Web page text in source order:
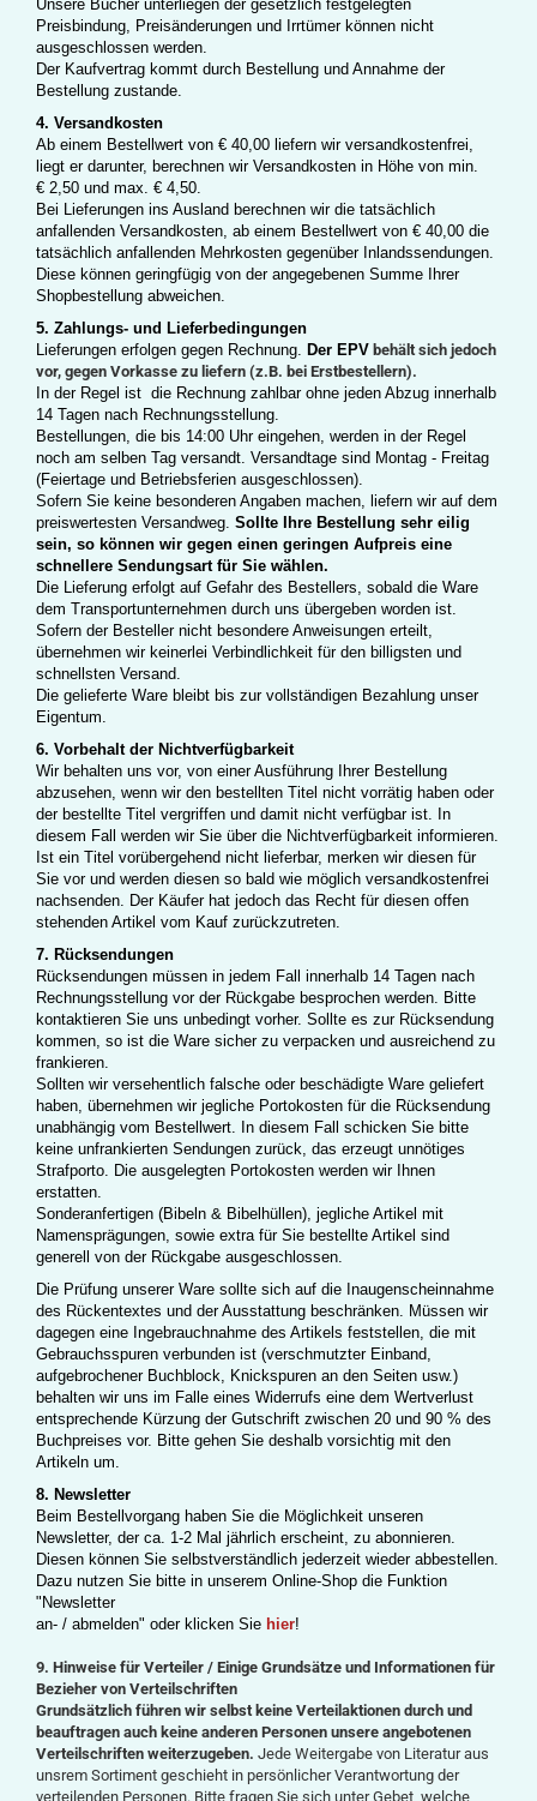
Unsere Bücher unterliegen der gesetzlich festgelegten
Preisbindung, Preisänderungen und Irrtümer können nicht
ausgeschlossen werden.
Der Kaufvertrag kommt durch Bestellung und Annahme der
Bestellung zustande.
4. Versandkosten
Ab einem Bestellwert von € 40,00 liefern wir versandkostenfrei,
liegt er darunter, berechnen wir Versandkosten in Höhe von min.
€ 2,50 und max. € 4,50.
Bei Lieferungen ins Ausland berechnen wir die tatsächlich
anfallenden Versandkosten, ab einem Bestellwert von € 40,00 die
tatsächlich anfallenden Mehrkosten gegenüber Inlandssendungen.
Diese können geringfügig von der angegebenen Summe Ihrer
Shopbestellung abweichen.
5. Zahlungs- und Lieferbedingungen
Lieferungen erfolgen gegen Rechnung. Der EPV behält sich jedoch
vor, gegen Vorkasse zu liefern (z.B. bei Erstbestellern).
In der Regel ist die Rechnung zahlbar ohne jeden Abzug innerhalb
14 Tagen nach Rechnungsstellung.
Bestellungen, die bis 14:00 Uhr eingehen, werden in der Regel
noch am selben Tag versandt. Versandtage sind Montag - Freitag
(Feiertage und Betriebsferien ausgeschlossen).
Sofern Sie keine besonderen Angaben machen, liefern wir auf dem
preiswertesten Versandweg. Sollte Ihre Bestellung sehr eilig
sein, so können wir gegen einen geringen Aufpreis eine
schnellere Sendungsart für Sie wählen.
Die Lieferung erfolgt auf Gefahr des Bestellers, sobald die Ware
dem Transportunternehmen durch uns übergeben worden ist.
Sofern der Besteller nicht besondere Anweisungen erteilt,
übernehmen wir keinerlei Verbindlichkeit für den billigsten und
schnellsten Versand.
Die gelieferte Ware bleibt bis zur vollständigen Bezahlung unser
Eigentum.
6. Vorbehalt der Nichtverfügbarkeit
Wir behalten uns vor, von einer Ausführung Ihrer Bestellung
abzusehen, wenn wir den bestellten Titel nicht vorrätig haben oder
der bestellte Titel vergriffen und damit nicht verfügbar ist. In
diesem Fall werden wir Sie über die Nichtverfügbarkeit informieren.
Ist ein Titel vorübergehend nicht lieferbar, merken wir diesen für
Sie vor und werden diesen so bald wie möglich versandkostenfrei
nachsenden. Der Käufer hat jedoch das Recht für diesen offen
stehenden Artikel vom Kauf zurückzutreten.
7. Rücksendungen
Rücksendungen müssen in jedem Fall innerhalb 14 Tagen nach
Rechnungsstellung vor der Rückgabe besprochen werden. Bitte
kontaktieren Sie uns unbedingt vorher. Sollte es zur Rücksendung
kommen, so ist die Ware sicher zu verpacken und ausreichend zu
frankieren.
Sollten wir versehentlich falsche oder beschädigte Ware geliefert
haben, übernehmen wir jegliche Portokosten für die Rücksendung
unabhängig vom Bestellwert. In diesem Fall schicken Sie bitte
keine unfrankierten Sendungen zurück, das erzeugt unnötiges
Strafporto. Die ausgelegten Portokosten werden wir Ihnen
erstatten.
Sonderanfertigen (Bibeln & Bibelhüllen), jegliche Artikel mit
Namensprägungen, sowie extra für Sie bestellte Artikel sind
generell von der Rückgabe ausgeschlossen.
Die Prüfung unserer Ware sollte sich auf die Inaugenscheinnahme
des Rückentextes und der Ausstattung beschränken. Müssen wir
dagegen eine Ingebrauchnahme des Artikels feststellen, die mit
Gebrauchsspuren verbunden ist (verschmutzter Einband,
aufgebrochener Buchblock, Knickspuren an den Seiten usw.)
behalten wir uns im Falle eines Widerrufs eine dem Wertverlust
entsprechende Kürzung der Gutschrift zwischen 20 und 90 % des
Buchpreises vor. Bitte gehen Sie deshalb vorsichtig mit den
Artikeln um.
8. Newsletter
Beim Bestellvorgang haben Sie die Möglichkeit unseren
Newsletter, der ca. 1-2 Mal jährlich erscheint, zu abonnieren.
Diesen können Sie selbstverständlich jederzeit wieder abbestellen.
Dazu nutzen Sie bitte in unserem Online-Shop die Funktion
"Newsletter
an- / abmelden" oder klicken Sie hier!
9. Hinweise für Verteiler / Einige Grundsätze und Informationen für
Bezieher von Verteilschriften
Grundsätzlich führen wir selbst keine Verteilaktionen durch und
beauftragen auch keine anderen Personen unsere angebotenen
Verteilschriften weiterzugeben. Jede Weitergabe von Literatur aus
unsrem Sortiment geschieht in persönlicher Verantwortung der
verteilenden Personen. Bitte fragen Sie sich unter Gebet, welche